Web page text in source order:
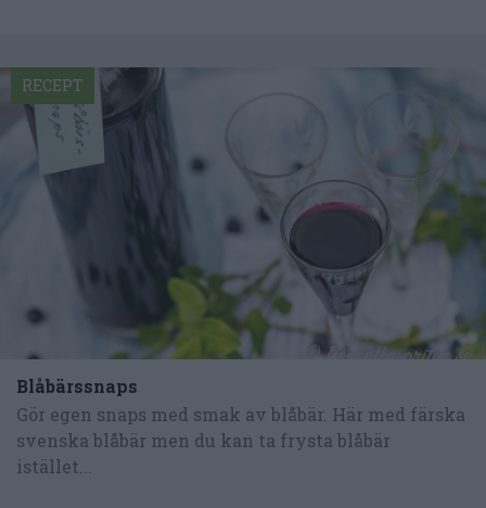
Blåbärssnaps
Gör egen snaps med smak av blåbär. Här med färska
svenska blåbär men du kan ta frysta blåbär
istället...
RECEPT